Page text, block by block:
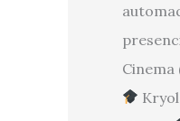
Cinema